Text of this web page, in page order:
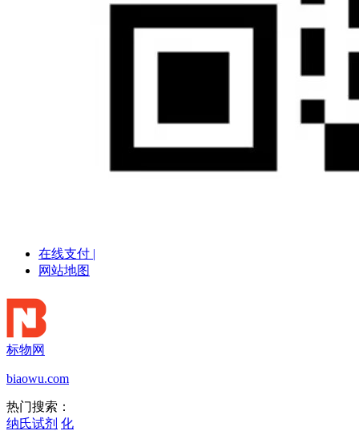
在线支付 |
网站地图
标物网
biaowu.com
热门搜索：
纳氏试剂 化